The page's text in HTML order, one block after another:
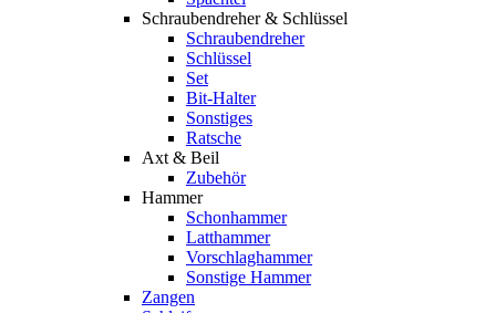
Schraubendreher & Schlüssel
Schraubendreher
Schlüssel
Set
Bit-Halter
Sonstiges
Ratsche
Axt & Beil
Zubehör
Hammer
Schonhammer
Latthammer
Vorschlaghammer
Sonstige Hammer
Zangen